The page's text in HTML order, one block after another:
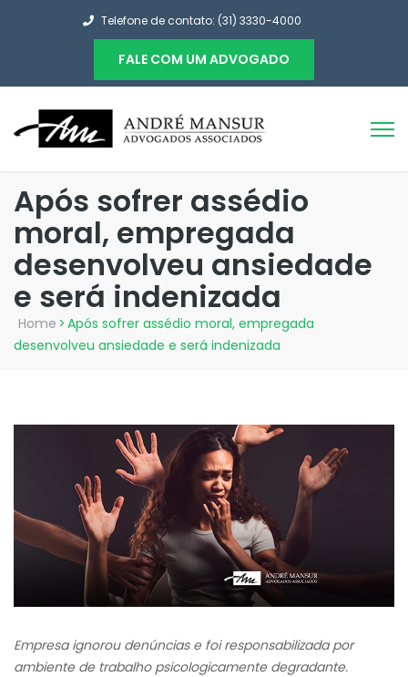
Telefone de contato: (31) 3330-4000
FALE COM UM ADVOGADO
Após sofrer assédio
moral, empregada
desenvolveu ansiedade
e será indenizada
Home > Após sofrer assédio moral, empregada
desenvolveu ansiedade e será indenizada
Empresa ignorou denúncias e foi responsabilizada por
ambiente de trabalho psicologicamente degradante.